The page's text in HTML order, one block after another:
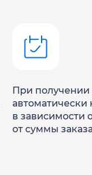
При получении
в зависимости
от суммы